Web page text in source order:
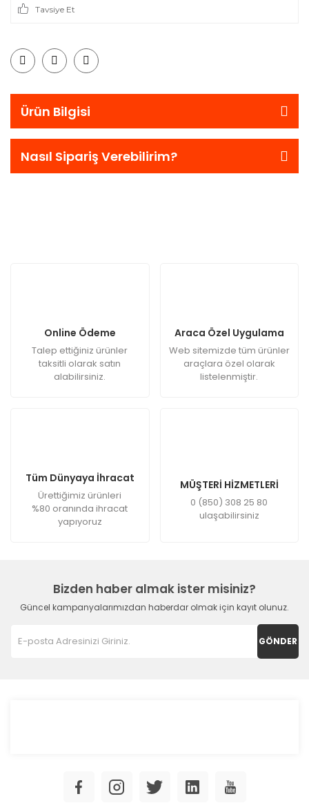
Tavsiye Et
Ürün Bilgisi
Nasıl Sipariş Verebilirim?
Online Ödeme
Talep ettiğiniz ürünler
taksitli olarak satın
alabilirsiniz.
Araca Özel Uygulama
Web sitemizde tüm ürünler
araçlara özel olarak
listelenmiştir.
Tüm Dünyaya İhracat
Ürettiğimiz ürünleri
%80 oranında ihracat
yapıyoruz
MÜŞTERİ HİZMETLERİ
0 (850) 308 25 80
ulaşabilirsiniz
Bizden haber almak ister misiniz?
Güncel kampanyalarımızdan haberdar olmak için kayıt olunuz.
GÖNDER